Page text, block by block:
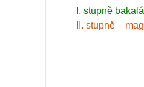
I. stupně
II. stupně –